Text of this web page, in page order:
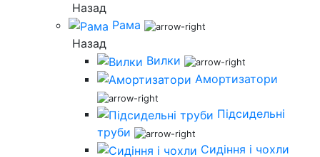
Назад
Рама
Назад
Вилки
Амортизатори
Підсидельні
труби
Сидіння і чохли